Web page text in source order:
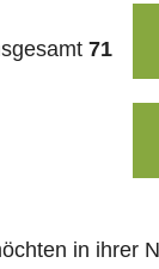
71
in ihrer